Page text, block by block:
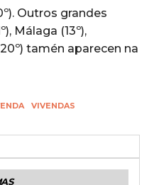
Outros grandes
Málaga (13º),
tamén aparecen na
VIVENDAS